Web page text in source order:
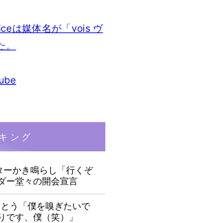
は媒体名が「vois ヴ
ング
かき鳴らし「行くぞ
ー堂々の開会宣言
う「僕を嗅ぎたいで
です、僕（笑）」